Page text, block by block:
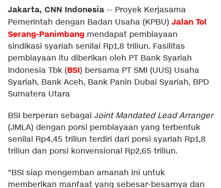
Jakarta, CNN Indonesia -- Proyek Kerjasama
Pemerintah dengan Badan Usaha (KPBU) Jalan Tol
Serang-Panimbang mendapat pembiayaan
sindikasi syariah senilai Rp1,8 triliun. Fasilitas
pembiayaan itu diberikan oleh PT Bank Syariah
Indonesia Tbk (BSI) bersama PT SMI (UUS) Usaha
Syariah, Bank Aceh, Bank Panin Dubai Syariah, BPD
Sumatera Utara
BSI berperan sebagai Joint Mandated Lead Arranger
(JMLA) dengan porsi pembiayaan yang terbentuk
senilai Rp4,45 triliun terdiri dari porsi syariah Rp1,8
triliun dan porsi konvensional Rp2,65 triliun.
"BSI siap mengemban amanah ini untuk
memberikan manfaat yang sebesar-besarnya dan